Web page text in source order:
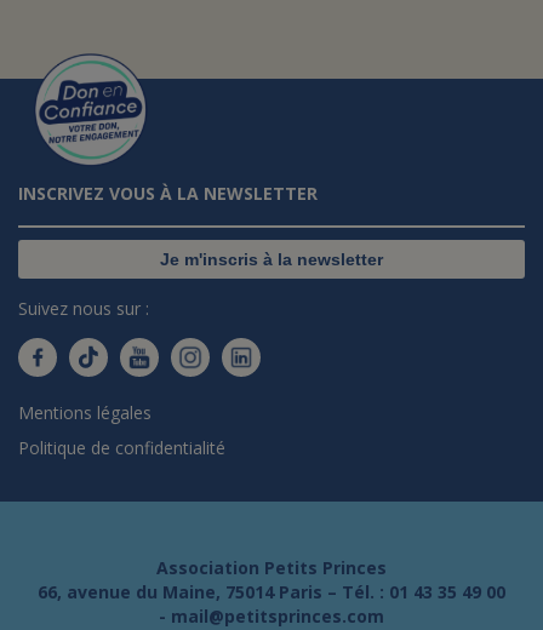
INSCRIVEZ VOUS À LA NEWSLETTER
Je m'inscris à la newsletter
Suivez nous sur :
Mentions légales
Politique de confidentialité
Association Petits Princes
66, avenue du Maine, 75014 Paris – Tél. : 01 43 35 49 00
- mail@petitsprinces.com